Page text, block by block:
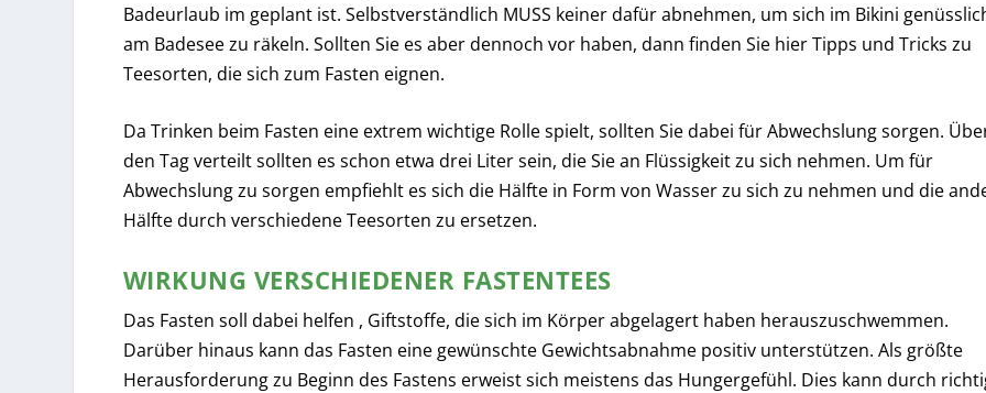
Badeurlaub im geplant ist. Selbstverständlich MUSS keiner dafür abnehmen, um sich im Bikini
am Badesee zu räkeln. Sollten Sie es aber dennoch vor haben, dann finden Sie hier Tipps und Tricks zu
Teesorten, die sich zum Fasten eignen.
Da Trinken beim Fasten eine extrem wichtige Rolle spielt, sollten Sie dabei für Abwechslung sorgen.
den Tag verteilt sollten es schon etwa drei Liter sein, die Sie an Flüssigkeit zu sich nehmen. Um für
Abwechslung zu sorgen empfiehlt es sich die Hälfte in Form von Wasser zu sich zu nehmen und die
Hälfte durch verschiedene Teesorten zu ersetzen.
WIRKUNG VERSCHIEDENER FASTENTEES
Das Fasten soll dabei helfen , Giftstoffe, die sich im Körper abgelagert haben herauszuschwemmen.
Darüber hinaus kann das Fasten eine gewünschte Gewichtsabnahme positiv unterstützen. Als größte
Herausforderung zu Beginn des Fastens erweist sich meistens das Hungergefühl. Dies kann durch